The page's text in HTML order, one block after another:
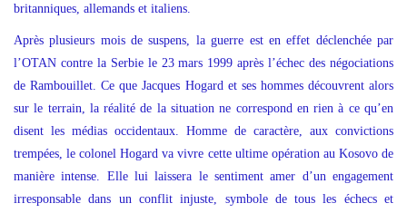
britanniques, allemands et italiens.
Après plusieurs mois de suspens, la guerre est en effet déclenchée par
l’OTAN contre la Serbie le 23 mars 1999 après l’échec des négociations
de Rambouillet. Ce que Jacques Hogard et ses hommes découvrent alors
sur le terrain, la réalité de la situation ne correspond en rien à ce qu’en
disent les médias occidentaux. Homme de caractère, aux convictions
trempées, le colonel Hogard va vivre cette ultime opération au Kosovo de
manière intense. Elle lui laissera le sentiment amer d’un engagement
irresponsable dans un conflit injuste, symbole de tous les échecs et